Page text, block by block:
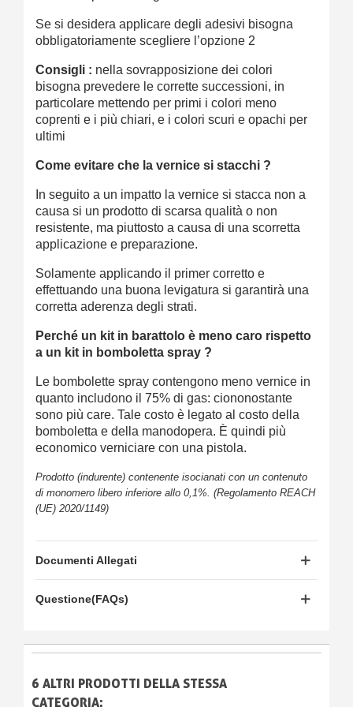
Se si desidera applicare degli adesivi bisogna
obbligatoriamente scegliere l’opzione 2
Consigli : nella sovrapposizione dei colori
bisogna prevedere le corrette successioni, in
particolare mettendo per primi i colori meno
coprenti e i più chiari, e i colori scuri e opachi per
ultimi
Come evitare che la vernice si stacchi ?
In seguito a un impatto la vernice si stacca non a
causa si un prodotto di scarsa qualità o non
resistente, ma piuttosto a causa di una scorretta
applicazione e preparazione.
Solamente applicando il primer corretto e
effettuando una buona levigatura si garantirà una
corretta aderenza degli strati.
Perché un kit in barattolo è meno caro rispetto
a un kit in bomboletta spray ?
Le bombolette spray contengono meno vernice in
quanto includono il 75% di gas: ciononostante
sono più care. Tale costo è legato al costo della
bomboletta e della manodopera. È quindi più
economico verniciare con una pistola.
Prodotto (indurente) contenente isocianati con un contenuto
di monomero libero inferiore allo 0,1%. (Regolamento REACH
(UE) 2020/1149)
Documenti Allegati
Questione(FAQs)
6 ALTRI PRODOTTI DELLA STESSA
CATEGORIA: